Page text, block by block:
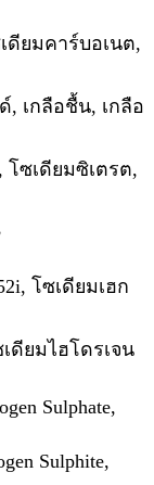
เดียมคาร์บอเนต,
, เกลือชื้น, เกลือ
โซเดียมซิเตรต,
โซเดียมเฮก
เดียมไฮโดรเจน
Sulphate,
Sulphite,